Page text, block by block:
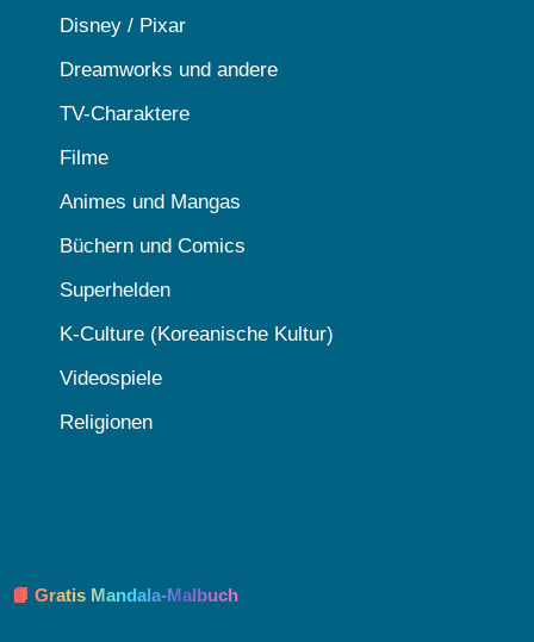
Disney / Pixar
Dreamworks und andere
TV-Charaktere
Filme
Animes und Mangas
Büchern und Comics
Superhelden
K-Culture (Koreanische Kultur)
Videospiele
Religionen
📘 Gratis Mandala-Malbuch